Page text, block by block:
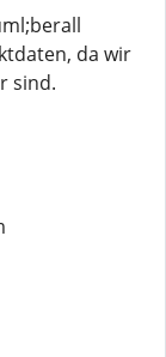
da wir
sind.